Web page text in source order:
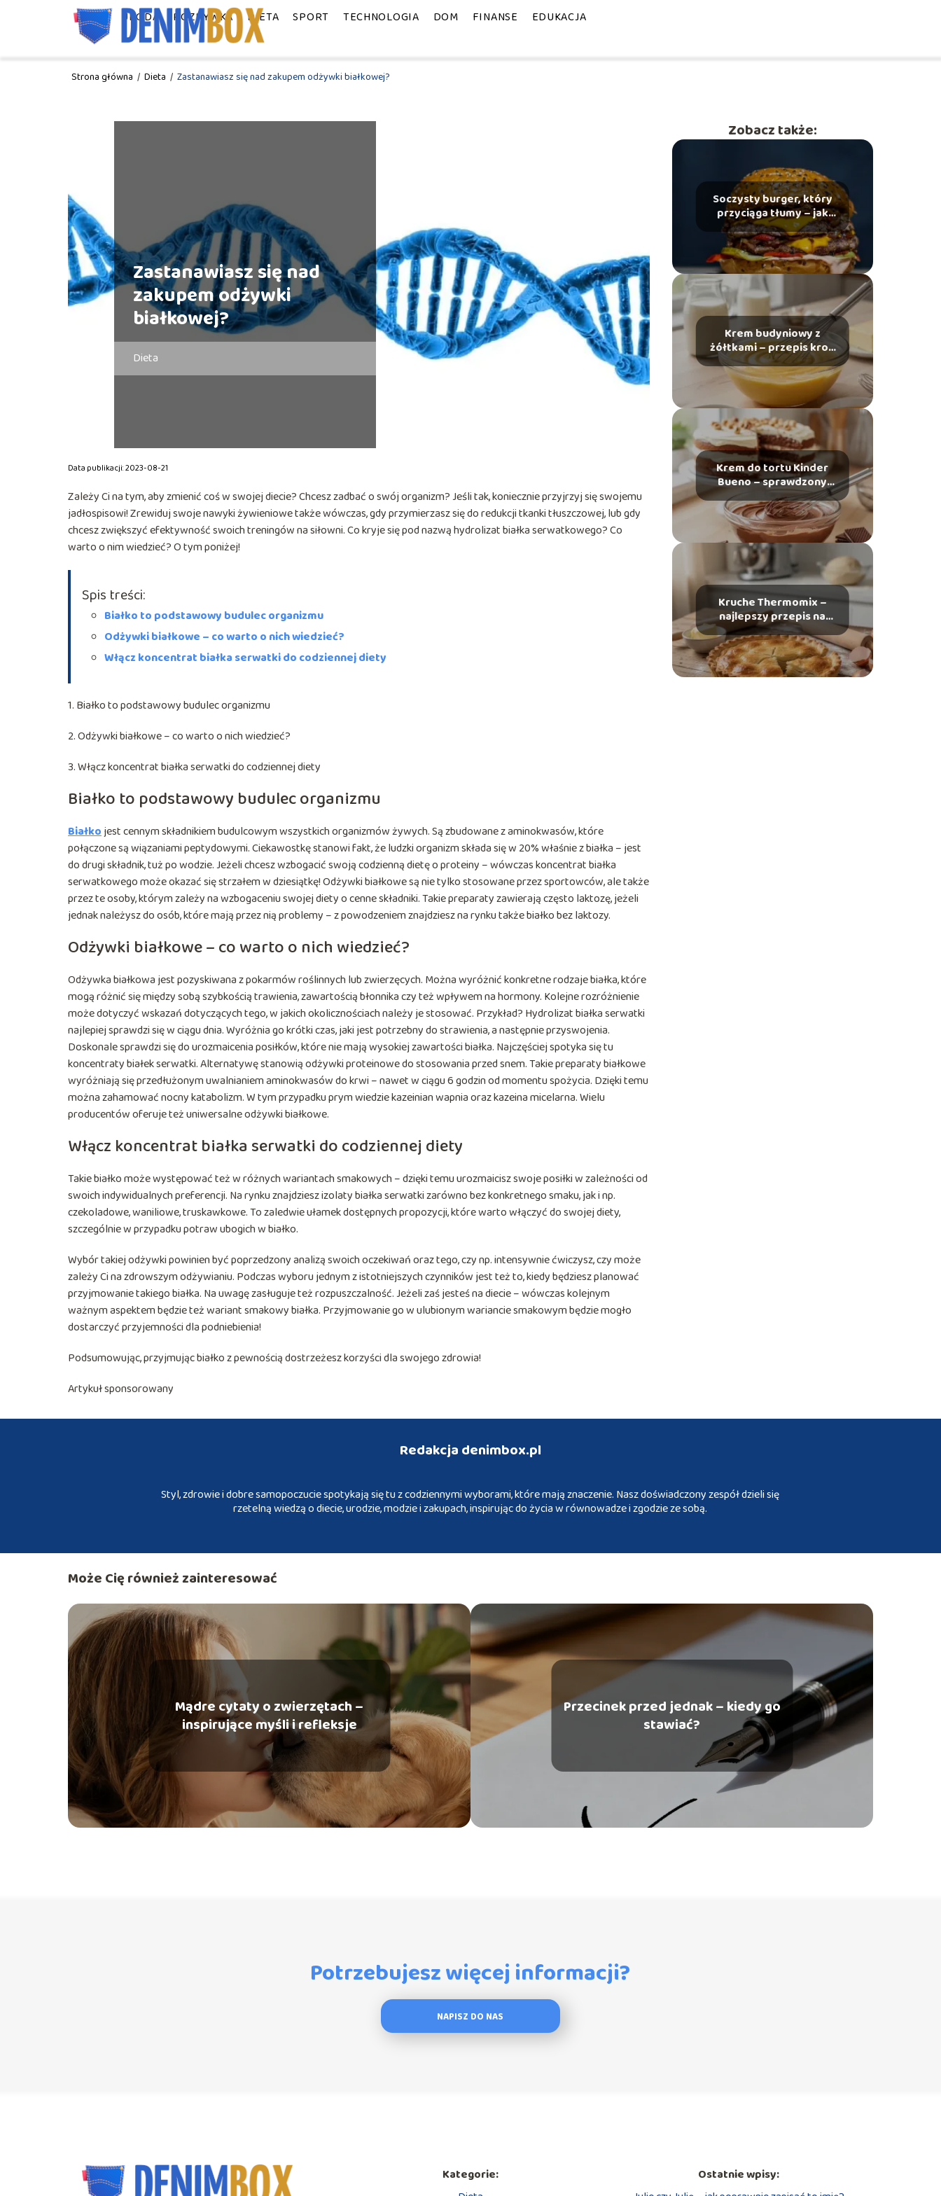
MODA URODA ROZRYWKA DIETA SPORT TECHNOLOGIA DOM FINANSE EDUKACJA
Strona główna / Dieta / Zastanawiasz się nad zakupem odżywki białkowej?
Zastanawiasz się nad
zakupem odżywki
białkowej?
Dieta
Data publikacji: 2023-08-21
Zależy Ci na tym, aby zmienić coś w swojej diecie? Chcesz zadbać o swój organizm? Jeśli tak, koniecznie przyjrzyj się swojemu
jadłospisowi! Zrewiduj swoje nawyki żywieniowe także wówczas, gdy przymierzasz się do redukcji tkanki tłuszczowej, lub gdy
chcesz zwiększyć efektywność swoich treningów na siłowni. Co kryje się pod nazwą hydrolizat białka serwatkowego? Co
warto o nim wiedzieć? O tym poniżej!
Spis treści:
Białko to podstawowy budulec organizmu
Odżywki białkowe – co warto o nich wiedzieć?
Włącz koncentrat białka serwatki do codziennej diety
1. Białko to podstawowy budulec organizmu
2. Odżywki białkowe – co warto o nich wiedzieć?
3. Włącz koncentrat białka serwatki do codziennej diety
Białko to podstawowy budulec organizmu
Białkojest cennym składnikiem budulcowym wszystkich organizmów żywych. Są zbudowane z aminokwasów, które
połączone są wiązaniami peptydowymi. Ciekawostkę stanowi fakt, że ludzki organizm składa się w 20% właśnie z białka – jest
do drugi składnik, tuż po wodzie. Jeżeli chcesz wzbogacić swoją codzienną dietę o proteiny – wówczas koncentrat białka
serwatkowego może okazać się strzałem w dziesiątkę! Odżywki białkowe są nie tylko stosowane przez sportowców, ale także
przez te osoby, którym zależy na wzbogaceniu swojej diety o cenne składniki. Takie preparaty zawierają często laktozę, jeżeli
jednak należysz do osób, które mają przez nią problemy – z powodzeniem znajdziesz na rynku także białko bez laktozy.
Odżywki białkowe – co warto o nich wiedzieć?
Odżywka białkowa jest pozyskiwana z pokarmów roślinnych lub zwierzęcych. Można wyróżnić konkretne rodzaje białka, które
mogą różnić się między sobą szybkością trawienia, zawartością błonnika czy też wpływem na hormony. Kolejne rozróżnienie
może dotyczyć wskazań dotyczących tego, w jakich okolicznościach należy je stosować. Przykład? Hydrolizat białka serwatki
najlepiej sprawdzi się w ciągu dnia. Wyróżnia go krótki czas, jaki jest potrzebny do strawienia, a następnie przyswojenia.
Doskonale sprawdzi się do urozmaicenia posiłków, które nie mają wysokiej zawartości białka. Najczęściej spotyka się tu
koncentraty białek serwatki. Alternatywę stanowią odżywki proteinowe do stosowania przed snem. Takie preparaty białkowe
wyróżniają się przedłużonym uwalnianiem aminokwasów do krwi – nawet w ciągu 6 godzin od momentu spożycia. Dzięki temu
można zahamować nocny katabolizm. W tym przypadku prym wiedzie kazeinian wapnia oraz kazeina micelarna. Wielu
producentów oferuje też uniwersalne odżywki białkowe.
Włącz koncentrat białka serwatki do codziennej diety
Takie białko może występować też w różnych wariantach smakowych – dzięki temu urozmaicisz swoje posiłki w zależności od
swoich indywidualnych preferencji. Na rynku znajdziesz izolaty białka serwatki zarówno bez konkretnego smaku, jak i np.
czekoladowe, waniliowe, truskawkowe. To zaledwie ułamek dostępnych propozycji, które warto włączyć do swojej diety,
szczególnie w przypadku potraw ubogich w białko.
Wybór takiej odżywki powinien być poprzedzony analizą swoich oczekiwań oraz tego, czy np. intensywnie ćwiczysz, czy może
zależy Ci na zdrowszym odżywianiu. Podczas wyboru jednym z istotniejszych czynników jest też to, kiedy będziesz planować
przyjmowanie takiego białka. Na uwagę zasługuje też rozpuszczalność. Jeżeli zaś jesteś na diecie – wówczas kolejnym
ważnym aspektem będzie też wariant smakowy białka. Przyjmowanie go w ulubionym wariancie smakowym będzie mogło
dostarczyć przyjemności dla podniebienia!
Podsumowując, przyjmując białko z pewnością dostrzeżesz korzyści dla swojego zdrowia!
Artykuł sponsorowany
Zobacz także:
Soczysty burger, który
przyciąga tłumy – jak
zbudować menu w
gastronomii?
Krem budyniowy z
żółtkami – przepis krok
po kroku
Krem do tortu Kinder
Bueno – sprawdzony
przepis krok po kroku
Kruche Thermomix –
najlepszy przepis na
kruche ciasto
Redakcja denimbox.pl
Styl, zdrowie i dobre samopoczucie spotykają się tu z codziennymi wyborami, które mają znaczenie. Nasz doświadczony zespół dzieli się
rzetelną wiedzą o diecie, urodzie, modzie i zakupach, inspirując do życia w równowadze i zgodzie ze sobą.
Może Cię również zainteresować
Mądre cytaty o zwierzętach –
inspirujące myśli i refleksje
Przecinek przed jednak – kiedy go
stawiać?
Potrzebujesz więcej informacji?
NAPISZ DO NAS
Kategorie:
Ostatnie wpisy: